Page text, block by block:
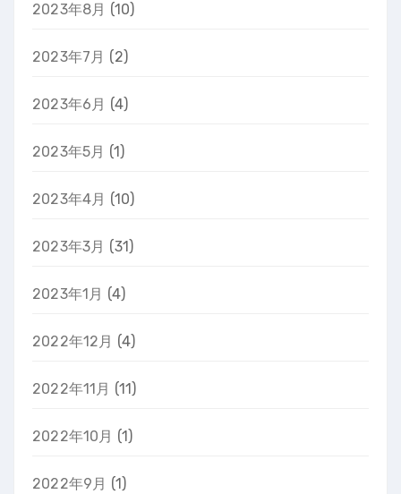
2023年8月 (10)
2023年7月 (2)
2023年6月 (4)
2023年5月 (1)
2023年4月 (10)
2023年3月 (31)
2023年1月 (4)
2022年12月 (4)
2022年11月 (11)
2022年10月 (1)
2022年9月 (1)